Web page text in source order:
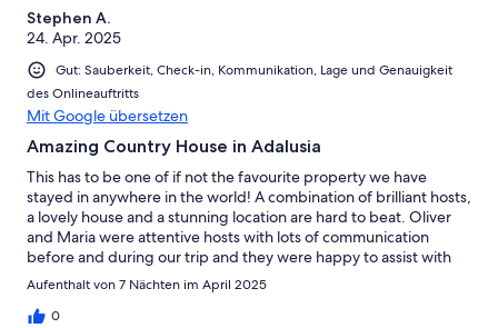
Stephen A.
24. Apr. 2025
Gut: Sauberkeit, Check-in, Kommunikation, Lage und Genauigkeit
des Onlineauftritts
Mit Google übersetzen
Amazing Country House in Adalusia
This has to be one of if not the favourite property we have
stayed in anywhere in the world! A combination of brilliant hosts,
a lovely house and a stunning location are hard to beat. Oliver
and Maria were attentive hosts with lots of communication
before and during our trip and they were happy to assist with
pretty much everything from arrival shopping, car hire and
organising wonderful massages for all the family, we really
couldn’t recommend them highly enough. The house is lovely,
Aufenthalt von 7 Nächten im April 2025
0